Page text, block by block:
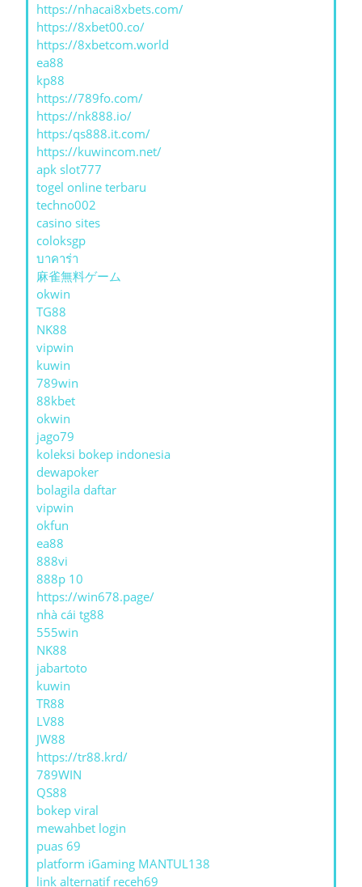
https://nhacai8xbets.com/
https://8xbet00.co/
https://8xbetcom.world
ea88
kp88
https://789fo.com/
https://nk888.io/
https:/qs888.it.com/
https://kuwincom.net/
apk slot777
togel online terbaru
techno002
casino sites
coloksgp
บาคาร่า
麻雀無料ゲーム
okwin
TG88
NK88
vipwin
kuwin
789win
88kbet
okwin
jago79
koleksi bokep indonesia
dewapoker
bolagila daftar
vipwin
okfun
ea88
888vi
888p 10
https://win678.page/
nhà cái tg88
555win
NK88
jabartoto
kuwin
TR88
LV88
JW88
https://tr88.krd/
789WIN
QS88
bokep viral
mewahbet login
puas 69
platform iGaming MANTUL138
link alternatif receh69